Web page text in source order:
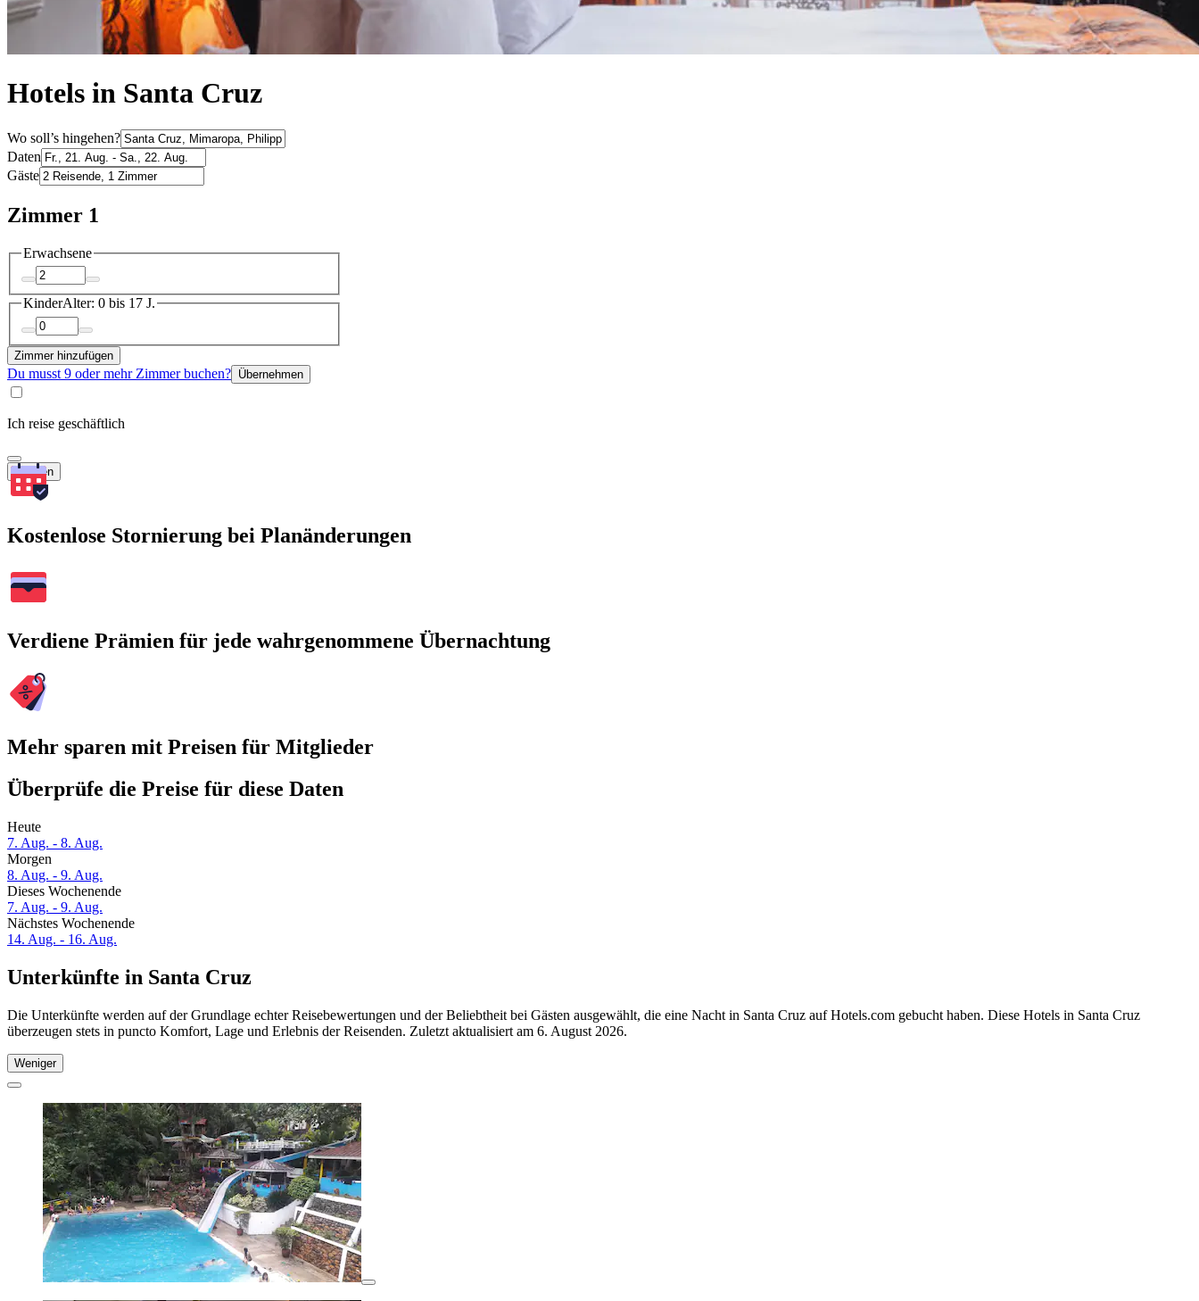
Hotels in Santa Cruz
Wo soll’s hingehen?
Daten
Gäste
Zimmer 1
Erwachsene
KinderAlter: 0 bis 17 J.
Zimmer hinzufügen
Du musst 9 oder mehr Zimmer buchen? Übernehmen
Ich reise geschäftlich
Suchen
Kostenlose Stornierung bei Planänderungen
Verdiene Prämien für jede wahrgenommene Übernachtung
Mehr sparen mit Preisen für Mitglieder
Überprüfe die Preise für diese Daten
Heute
7. Aug. - 8. Aug.
Morgen
8. Aug. - 9. Aug.
Dieses Wochenende
7. Aug. - 9. Aug.
Nächstes Wochenende
14. Aug. - 16. Aug.
Unterkünfte in Santa Cruz
Die Unterkünfte werden auf der Grundlage echter Reisebewertungen und der Beliebtheit bei Gästen ausgewählt, die eine Nacht in Santa Cruz auf Hotels.com gebucht haben. Diese Hotels in Santa Cruz
überzeugen stets in puncto Komfort, Lage und Erlebnis der Reisenden. Zuletzt aktualisiert am 6. August 2026.
Weniger